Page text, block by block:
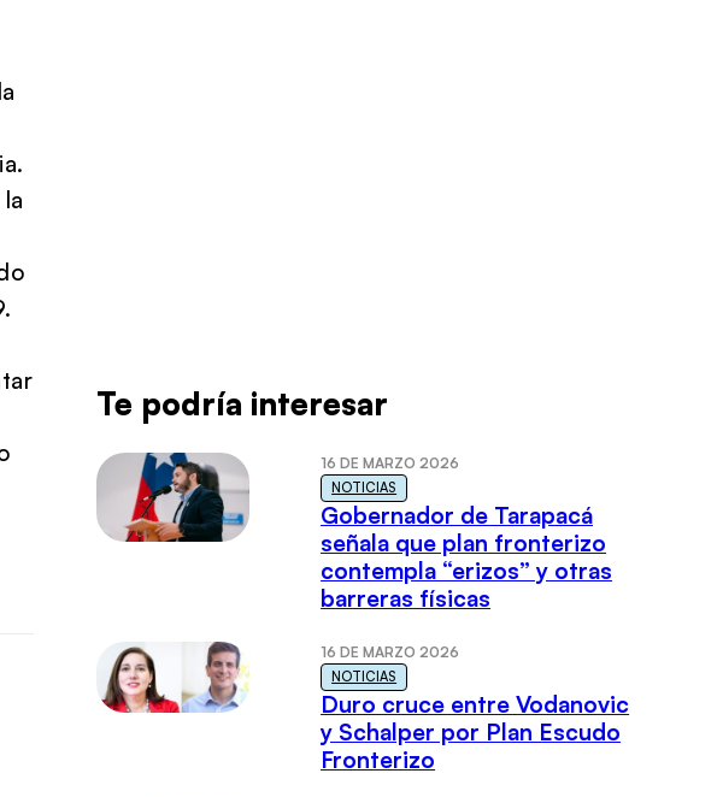
Te podría interesar
16 DE MARZO 2026
NOTICIAS
Gobernador de Tarapacá
señala que plan fronterizo
contempla “erizos” y otras
barreras físicas
16 DE MARZO 2026
NOTICIAS
Duro cruce entre Vodanovic
y Schalper por Plan Escudo
Fronterizo